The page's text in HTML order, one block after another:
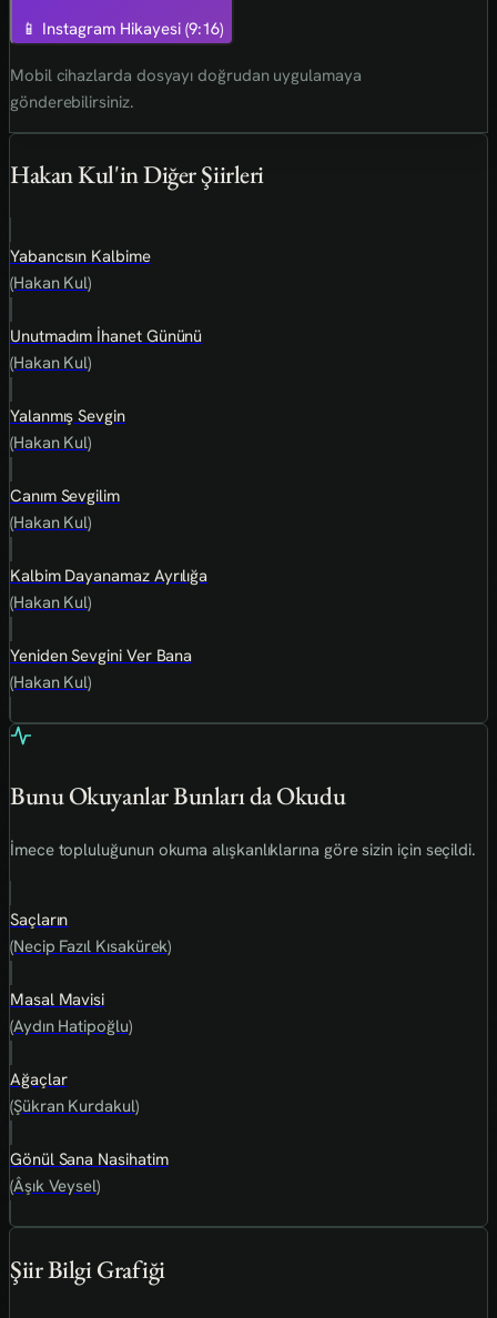
📱 Instagram Hikayesi (9:16)
Mobil cihazlarda dosyayı doğrudan uygulamaya
gönderebilirsiniz.
Hakan Kul'in Diğer Şiirleri
Yabancısın Kalbime
(Hakan Kul)
Unutmadım İhanet Gününü
(Hakan Kul)
Yalanmış Sevgin
(Hakan Kul)
Canım Sevgilim
(Hakan Kul)
Kalbim Dayanamaz Ayrılığa
(Hakan Kul)
Yeniden Sevgini Ver Bana
(Hakan Kul)
Bunu Okuyanlar Bunları da Okudu
İmece topluluğunun okuma alışkanlıklarına göre sizin için seçildi.
Saçların
(Necip Fazıl Kısakürek)
Masal Mavisi
(Aydın Hatipoğlu)
Ağaçlar
(Şükran Kurdakul)
Gönül Sana Nasihatim
(Âşık Veysel)
Şiir Bilgi Grafiği